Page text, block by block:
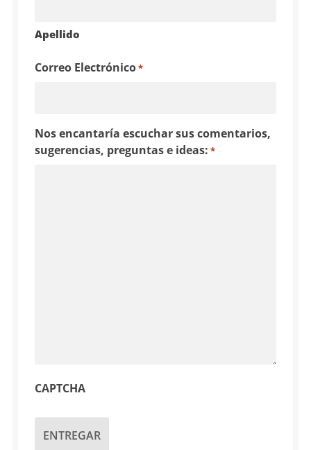
Apellido
Correo Electrónico*
Nos encantaría escuchar sus comentarios,
sugerencias, preguntas e ideas: *
CAPTCHA